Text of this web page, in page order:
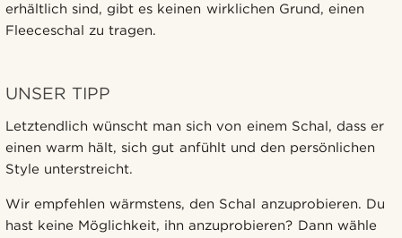
erhältlich sind, gibt es keinen wirklichen Grund, einen
Fleeceschal zu tragen.
UNSER TIPP
Letztendlich wünscht man sich von einem Schal, dass er
einen warm hält, sich gut anfühlt und den persönlichen
Style unterstreicht.
Wir empfehlen wärmstens, den Schal anzuprobieren. Du
hast keine Möglichkeit, ihn anzuprobieren? Dann wähle